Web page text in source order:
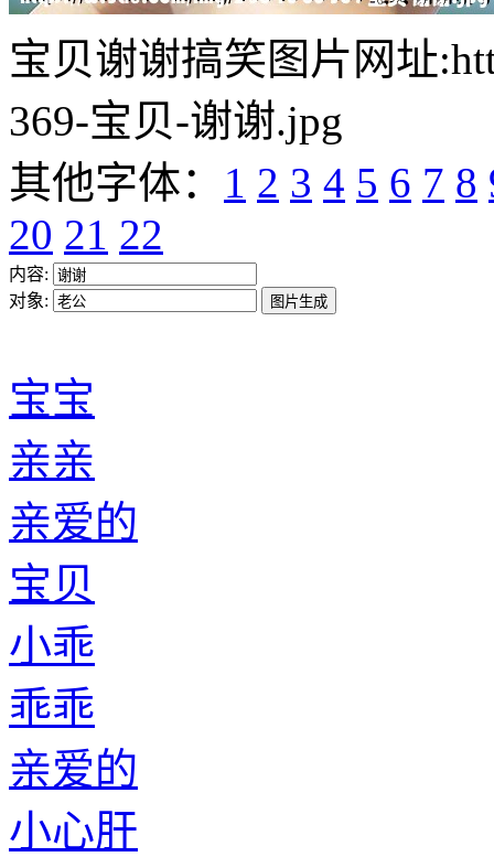
宝贝谢谢搞笑图片网址
369-宝贝-谢谢.jpg
其他字体： 1 2 3 4 5 6 7 8
20 21 22
内容:
对象:
宝宝
亲亲
亲爱的
宝贝
小乖
乖乖
亲爱的
小心肝